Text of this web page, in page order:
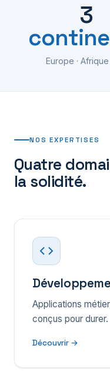
3
Europe · Afrique
NOS EXPERTISES
Quatre
la solidité.
Applications
conçus pour durer.
Découvrir →